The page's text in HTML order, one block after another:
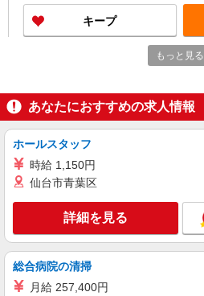
ィブ支給(規定有) ★月2回払い・週払い可能（規程
有）★ ゜・。○。・
キープ
【softbank】の携
時給1400円〜 ※
（規定あり） ゜+゜・。○。・゜+゜・。○。・゜
+゜ 入社祝い金10万円支
頂くと, インセンティブ
い・週払い可能（
鹿児島県鹿児
キープ
株式会社シエロ
人気機種に詳しく
時給1400円〜
もっと見る
あなたにおすすめの求人情報
ホールスタッフ
時給 1,150円
仙台市青葉区
詳細を見る
総合病院の清掃
月給 257,400円